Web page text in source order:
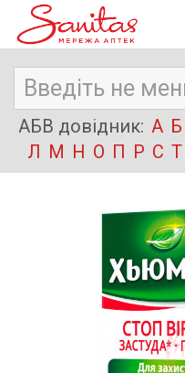
АБВ довідник: А Б
Л М Н О П Р С Т